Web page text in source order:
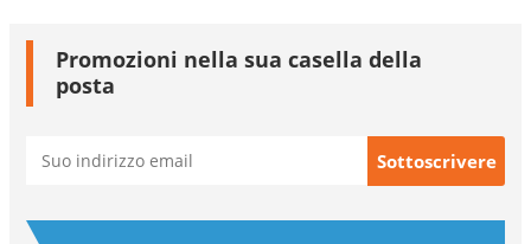
Promozioni nella sua casella della
posta